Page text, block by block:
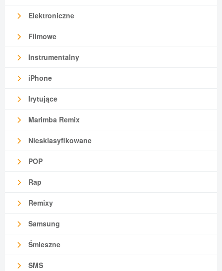
Elektroniczne
Filmowe
Instrumentalny
iPhone
Irytujące
Marimba Remix
Niesklasyfikowane
POP
Rap
Remixy
Samsung
Śmieszne
SMS